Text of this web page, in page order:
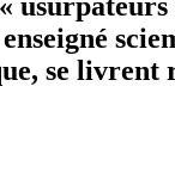
se livrent